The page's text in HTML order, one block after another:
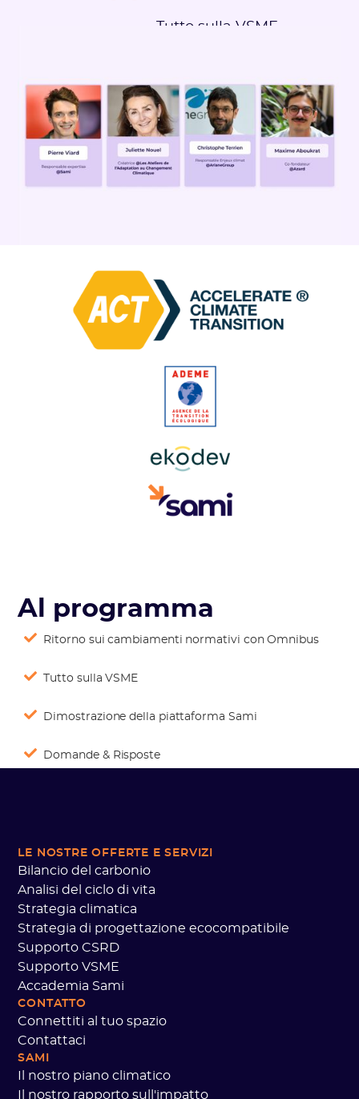
Tutto sulla VSME
Al programma
Ritorno sui cambiamenti normativi con Omnibus
Tutto sulla VSME
Dimostrazione della piattaforma Sami
Domande & Risposte
LE NOSTRE OFFERTE E SERVIZI
Bilancio del carbonio
Analisi del ciclo di vita
Strategia climatica
Strategia di progettazione ecocompatibile
Supporto CSRD
Supporto VSME
Accademia Sami
CONTATTO
Connettiti al tuo spazio
Contattaci
SAMI
Il nostro piano climatico
Il nostro rapporto sull'impatto